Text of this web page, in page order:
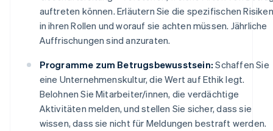
auftreten können. Erläutern Sie die spezifischen Risiken
in ihren Rollen und worauf sie achten müssen. Jährliche
Auffrischungen sind anzuraten.
Programme zum Betrugsbewusstsein: Schaffen Sie
eine Unternehmenskultur, die Wert auf Ethik legt.
Belohnen Sie Mitarbeiter/innen, die verdächtige
Aktivitäten melden, und stellen Sie sicher, dass sie
wissen, dass sie nicht für Meldungen bestraft werden.